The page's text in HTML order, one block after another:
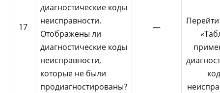
17
диагностические коды
неисправности.
Отображены ли
диагностические коды
неисправности,
которые не были
продиагностированы?
—